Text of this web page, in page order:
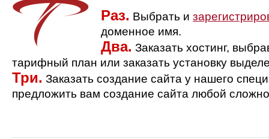
Раз. Выбрать и
доменное имя.
Два. Заказать хостинг,
тарифный план или заказать установку
Три. Заказать создание сайта у нашего
предложить вам создание сайта любой